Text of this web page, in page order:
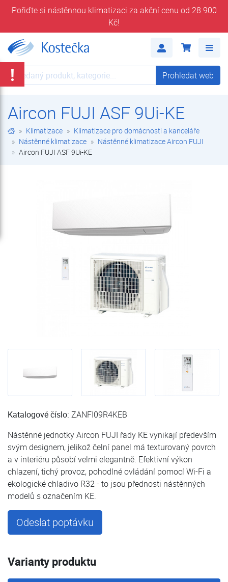
Pořiďte si nástěnnou klimatizaci za akční cenu od 28 900
Kč!
Prohledat web Prohledat web
Aircon FUJI ASF 9Ui-KE
Klimatizace
Klimatizace pro domácnosti a kanceláře
Nástěnné klimatizace
Nástěnné klimatizace Aircon FUJI
Aircon FUJI ASF 9Ui-KE
Katalogové číslo: ZANFI09R4KEB
Nástěnné jednotky Aircon FUJI řady KE vynikají především
svým designem, jelikož čelní panel má texturovaný povrch
a v interiéru působí velmi elegantně. Efektivní výkon
chlazení, tichý provoz, pohodlné ovládání pomocí Wi-Fi a
ekologické chladivo R32 - to jsou přednosti nástěnných
modelů s označením KE.
Odeslat poptávku
Varianty produktu
!